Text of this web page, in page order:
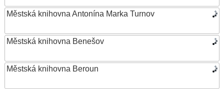
Městská knihovna Antonína Marka Turnov
Městská knihovna Benešov
Městská knihovna Beroun